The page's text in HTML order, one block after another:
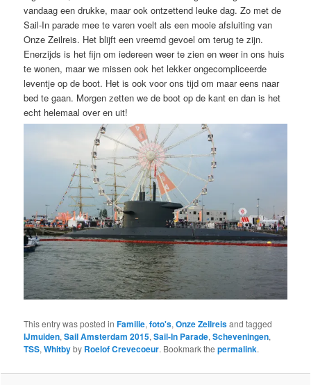
vandaag een drukke, maar ook ontzettend leuke dag. Zo met de
Sail-In parade mee te varen voelt als een mooie afsluiting van
Onze Zeilreis. Het blijft een vreemd gevoel om terug te zijn.
Enerzijds is het fijn om iedereen weer te zien en weer in ons huis
te wonen, maar we missen ook het lekker ongecompliceerde
leventje op de boot. Het is ook voor ons tijd om maar eens naar
bed te gaan. Morgen zetten we de boot op de kant en dan is het
echt helemaal over en uit!
This entry was posted inFamilie,foto's,Onze Zeilreisand tagged
IJmuiden,Sail Amsterdam 2015,Sail-In Parade,Scheveningen,
TSS,Whitbyby Roelof Crevecoeur. Bookmark thepermalink.